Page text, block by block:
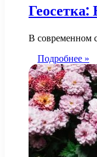
В современном
Подробнее »